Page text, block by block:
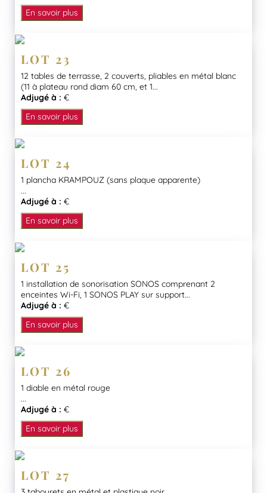
En savoir plus
LOT 23
12 tables de terrasse, 2 couverts, pliables en métal blanc
(11 à plateau rond diam 60 cm, et 1...
Adjugé à : €
En savoir plus
LOT 24
1 plancha KRAMPOUZ (sans plaque apparente)
...
Adjugé à : €
En savoir plus
LOT 25
1 installation de sonorisation SONOS comprenant 2
enceintes Wi-Fi, 1 SONOS PLAY sur support...
Adjugé à : €
En savoir plus
LOT 26
1 diable en métal rouge
...
Adjugé à : €
En savoir plus
LOT 27